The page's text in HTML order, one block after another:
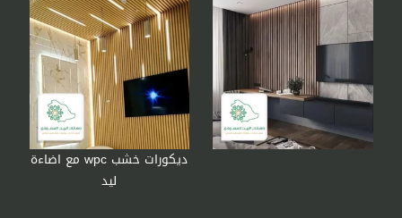
ديكورات خشب wpc مع اضاءة
ليد